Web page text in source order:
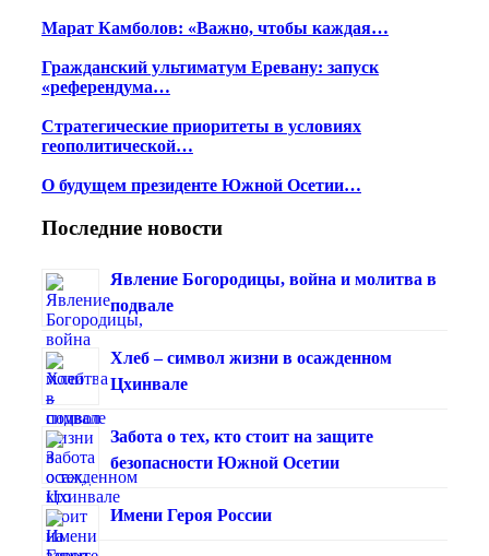
Марат Камболов: «Важно, чтобы каждая…
Гражданский ультиматум Еревану: запуск
«референдума…
Стратегические приоритеты в условиях
геополитической…
О будущем президенте Южной Осетии…
Последние новости
Явление Богородицы, война и молитва в
подвале
Хлеб – символ жизни в осажденном
Цхинвале
Забота о тех, кто стоит на защите
безопасности Южной Осетии
Имени Героя России